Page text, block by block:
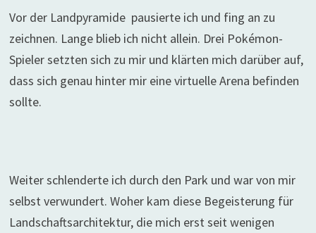
Vor der Landpyramide pausierte ich und fing an zu
zeichnen. Lange blieb ich nicht allein. Drei Pokémon-
Spieler setzten sich zu mir und klärten mich darüber auf,
dass sich genau hinter mir eine virtuelle Arena befinden
sollte.
Weiter schlenderte ich durch den Park und war von mir
selbst verwundert. Woher kam diese Begeisterung für
Landschaftsarchitektur, die mich erst seit wenigen